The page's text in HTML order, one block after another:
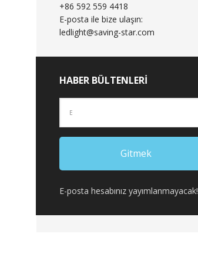
+86 592 559 4418
E-posta ile bize ulaşın:
ledlight@saving-star.com
HABER BÜLTENLERI
E-posta hesabınız yayımlanmayacak!